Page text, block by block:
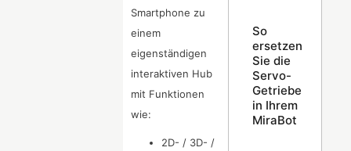
Smartphone zu
einem
eigenständigen
interaktiven Hub
mit Funktionen
wie:
2D- / 3D- /
So
ersetzen
Sie die
Servo-
Getriebe
in Ihrem
MiraBot